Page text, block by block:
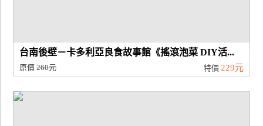
台南後壁－卡多利亞良食故事館《搖滾泡菜 DIY活...
原價260元 特價 229元